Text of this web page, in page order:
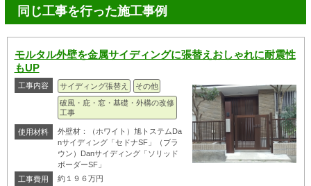
同じ工事を行った施工事例
モルタル外壁を金属サイディングに張替えおしゃれに耐震性
もUP
工事内容 サイディング張替え
その他
破風・庇・窓・基礎・外構の改修
工事
使用材料
外壁材：（ホワイト）旭トステムDa
nサイディング「セドナSF」（ブラ
ウン）Danサイディング「ソリッド
ボーダーSF」
工事費用
約１９６万円